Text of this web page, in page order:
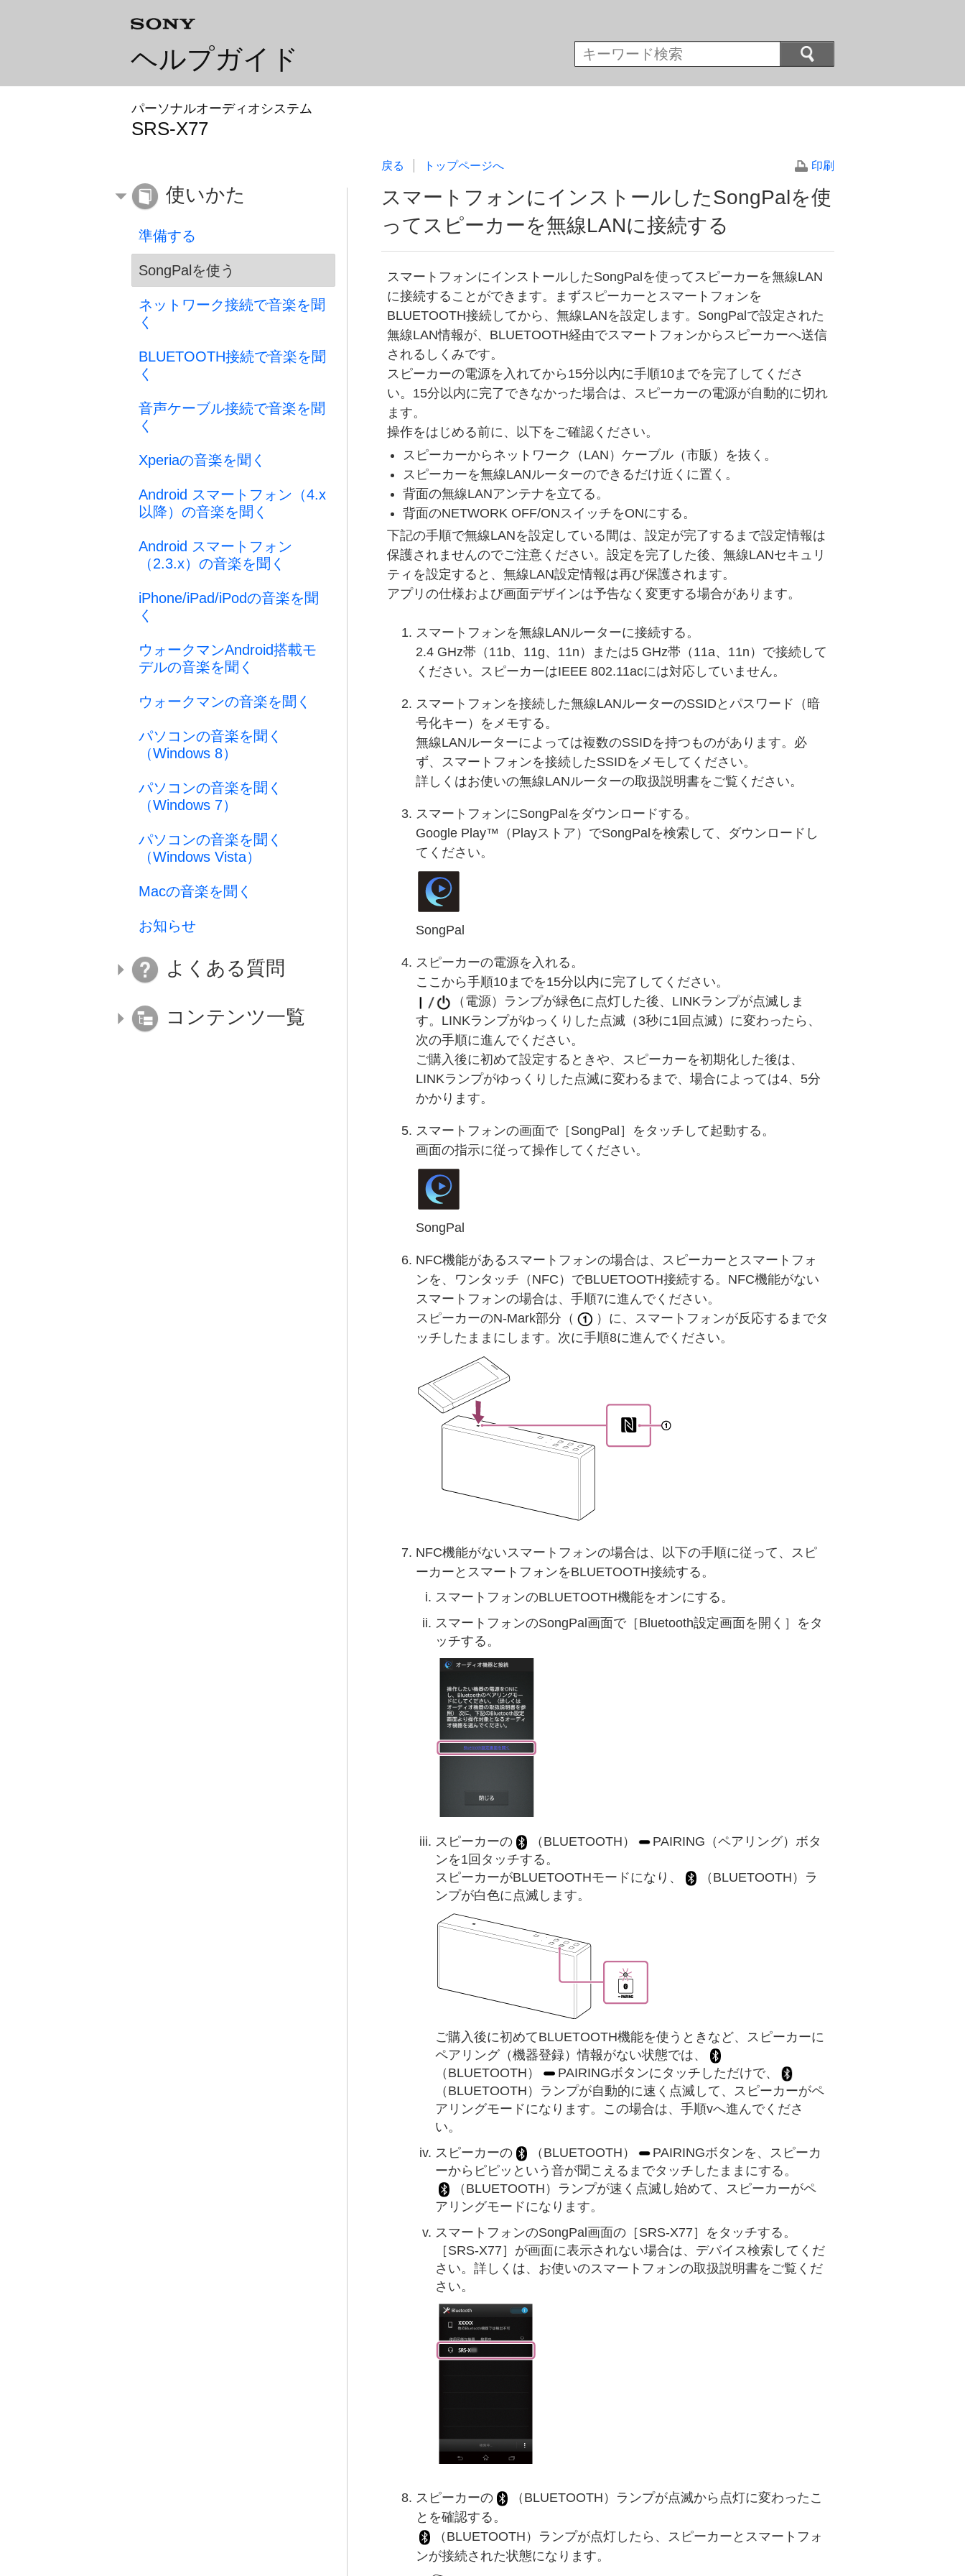
ヘルプガイド
パーソナルオーディオシステム
SRS-X77
戻る トップページへ 印刷
スマートフォンにインストールしたSongPalを使
ってスピーカーを無線LANに接続する
スマートフォンにインストールしたSongPalを使ってスピーカーを無線LAN
に接続することができます。まずスピーカーとスマートフォンを
BLUETOOTH接続してから、無線LANを設定します。SongPalで設定された
無線LAN情報が、BLUETOOTH経由でスマートフォンからスピーカーへ送信
されるしくみです。
スピーカーの電源を入れてから15分以内に手順10までを完了してくださ
い。15分以内に完了できなかった場合は、スピーカーの電源が自動的に切れ
ます。
操作をはじめる前に、以下をご確認ください。
スピーカーからネットワーク（LAN）ケーブル（市販）を抜く。
スピーカーを無線LANルーターのできるだけ近くに置く。
背面の無線LANアンテナを立てる。
背面のNETWORK OFF/ONスイッチをONにする。
下記の手順で無線LANを設定している間は、設定が完了するまで設定情報は
保護されませんのでご注意ください。設定を完了した後、無線LANセキュリ
ティを設定すると、無線LAN設定情報は再び保護されます。
アプリの仕様および画面デザインは予告なく変更する場合があります。
スマートフォンを無線LANルーターに接続する。
2.4 GHz帯（11b、11g、11n）または5 GHz帯（11a、11n）で接続して
ください。スピーカーはIEEE 802.11acには対応していません。
スマートフォンを接続した無線LANルーターのSSIDとパスワード（暗
号化キー）をメモする。
無線LANルーターによっては複数のSSIDを持つものがあります。必
ず、スマートフォンを接続したSSIDをメモしてください。
詳しくはお使いの無線LANルーターの取扱説明書をご覧ください。
スマートフォンにSongPalをダウンロードする。
Google Play™（Playストア）でSongPalを検索して、ダウンロードし
てください。
SongPal
スピーカーの電源を入れる。
ここから手順10までを15分以内に完了してください。
（電源）ランプが緑色に点灯した後、LINKランプが点滅しま
す。LINKランプがゆっくりした点滅（3秒に1回点滅）に変わったら、
次の手順に進んでください。
ご購入後に初めて設定するときや、スピーカーを初期化した後は、
LINKランプがゆっくりした点滅に変わるまで、場合によっては4、5分
かかります。
スマートフォンの画面で［SongPal］をタッチして起動する。
画面の指示に従って操作してください。
SongPal
NFC機能があるスマートフォンの場合は、スピーカーとスマートフォ
ンを、ワンタッチ（NFC）でBLUETOOTH接続する。NFC機能がない
スマートフォンの場合は、手順7に進んでください。
スピーカーのN-Mark部分（
）に、スマートフォンが反応するまでタ
ッチしたままにします。次に手順8に進んでください。
NFC機能がないスマートフォンの場合は、以下の手順に従って、スピ
ーカーとスマートフォンをBLUETOOTH接続する。
スマートフォンのBLUETOOTH機能をオンにする。
スマートフォンのSongPal画面で［Bluetooth設定画面を開く］をタ
ッチする。
スピーカーの （BLUETOOTH）
PAIRING（ペアリング）ボタ
ンを1回タッチする。
スピーカーがBLUETOOTHモードになり、
（BLUETOOTH）ラ
ンプが白色に点滅します。
ご購入後に初めてBLUETOOTH機能を使うときなど、スピーカーに
ペアリング（機器登録）情報がない状態では、
（BLUETOOTH）
PAIRINGボタンにタッチしただけで、
（BLUETOOTH）ランプが自動的に速く点滅して、スピーカーがペ
アリングモードになります。この場合は、手順vへ進んでくださ
い。
スピーカーの
（BLUETOOTH）
PAIRINGボタンを、スピーカ
ーからピピッという音が聞こえるまでタッチしたままにする。
（BLUETOOTH）ランプが速く点滅し始めて、スピーカーがペ
アリングモードになります。
スマートフォンのSongPal画面の［SRS-X77］をタッチする。
［SRS-X77］が画面に表示されない場合は、デバイス検索してくだ
さい。詳しくは、お使いのスマートフォンの取扱説明書をご覧くだ
さい。
スピーカーの
（BLUETOOTH）ランプが点滅から点灯に変わったこ
とを確認する。
（BLUETOOTH）ランプが点灯したら、スピーカーとスマートフォ
ンが接続された状態になります。
使いかた
準備する
SongPalを使う
ネットワーク接続で音楽を聞
く
BLUETOOTH接続で音楽を聞
く
音声ケーブル接続で音楽を聞
く
Xperiaの音楽を聞く
Android スマートフォン（4.x
以降）の音楽を聞く
Android スマートフォン
（2.3.x）の音楽を聞く
iPhone/iPad/iPodの音楽を聞
く
ウォークマンAndroid搭載モ
デルの音楽を聞く
ウォークマンの音楽を聞く
パソコンの音楽を聞く
（Windows 8）
パソコンの音楽を聞く
（Windows 7）
パソコンの音楽を聞く
（Windows Vista）
Macの音楽を聞く
お知らせ
よくある質問
コンテンツ一覧